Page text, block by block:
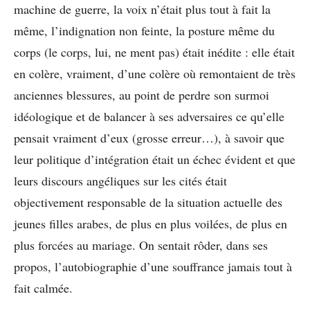
machine de guerre, la voix n’était plus tout à fait la
même, l’indignation non feinte, la posture même du
corps (le corps, lui, ne ment pas) était inédite : elle était
en colère, vraiment, d’une colère où remontaient de très
anciennes blessures, au point de perdre son surmoi
idéologique et de balancer à ses adversaires ce qu’elle
pensait vraiment d’eux (grosse erreur…), à savoir que
leur politique d’intégration était un échec évident et que
leurs discours angéliques sur les cités était
objectivement responsable de la situation actuelle des
jeunes filles arabes, de plus en plus voilées, de plus en
plus forcées au mariage. On sentait rôder, dans ses
propos, l’autobiographie d’une souffrance jamais tout à
fait calmée.